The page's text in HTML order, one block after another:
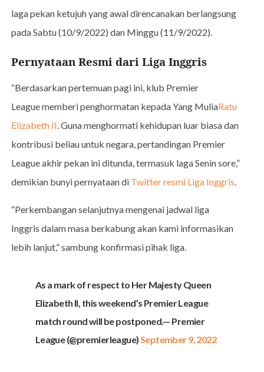
laga pekan ketujuh yang awal direncanakan berlangsung
pada Sabtu (10/9/2022) dan Minggu (11/9/2022).
Pernyataan Resmi dari Liga Inggris
“Berdasarkan pertemuan pagi ini, klub Premier
League memberi penghormatan kepada Yang MuliaRatu
Elizabeth II . Guna menghormati kehidupan luar biasa dan
kontribusi beliau untuk negara, pertandingan Premier
League akhir pekan ini ditunda, termasuk laga Senin sore,”
demikian bunyi pernyataan di Twitter resmi Liga Inggris
“Perkembangan selanjutnya mengenai jadwal liga
Inggris dalam masa berkabung akan kami informasikan
lebih lanjut,” sambung konfirmasi pihak liga.
As a mark of respect to Her Majesty Queen
Elizabeth II, this weekend’s Premier League
match round will be postponed.— Premier
League (@premierleague) September 9, 2022